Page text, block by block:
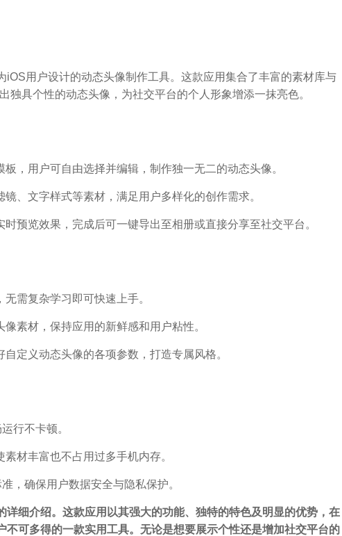
iOS用户设计的动态头像制作工具。这款应用集合了丰富的素材库与
独具个性的动态头像，为社交平台的个人形象增添一抹亮色。
，用户可自由选择并编辑，制作独一无二的动态头像。
、文字样式等素材，满足用户多样化的创作需求。
预览效果，完成后可一键导出至相册或直接分享至社交平台。
需复杂学习即可快速上手。
素材，保持应用的新鲜感和用户粘性。
定义动态头像的各项参数，打造专属风格。
行不卡顿。
材丰富也不占用过多手机内存。
，确保用户数据安全与隐私保护。
详细介绍。这款应用以其强大的功能、独特的特色及明显的优势，在
可多得的一款实用工具。无论是想要展示个性还是增加社交平台的